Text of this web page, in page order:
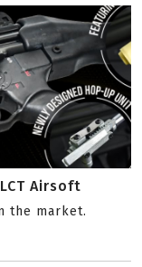
Airsoft
the market.